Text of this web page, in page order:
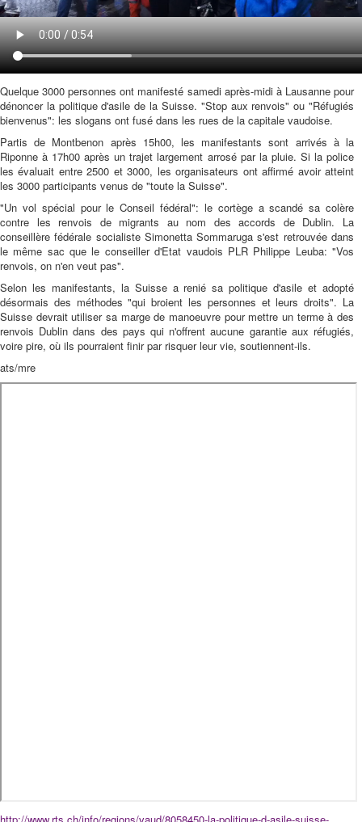
Quelque 3000 personnes ont manifesté samedi après-midi à Lausanne pour
dénoncer la politique d'asile de la Suisse. "Stop aux renvois" ou "Réfugiés
bienvenus": les slogans ont fusé dans les rues de la capitale vaudoise.
Partis de Montbenon après 15h00, les manifestants sont arrivés à la
Riponne à 17h00 après un trajet largement arrosé par la pluie. Si la police
les évaluait entre 2500 et 3000, les organisateurs ont affirmé avoir atteint
les 3000 participants venus de "toute la Suisse".
"Un vol spécial pour le Conseil fédéral": le cortège a scandé sa colère
contre les renvois de migrants au nom des accords de Dublin. La
conseillère fédérale socialiste Simonetta Sommaruga s'est retrouvée dans
le même sac que le conseiller d'Etat vaudois PLR Philippe Leuba: "Vos
renvois, on n'en veut pas".
Selon les manifestants, la Suisse a renié sa politique d'asile et adopté
désormais des méthodes "qui broient les personnes et leurs droits". La
Suisse devrait utiliser sa marge de manoeuvre pour mettre un terme à des
renvois Dublin dans des pays qui n'offrent aucune garantie aux réfugiés,
voire pire, où ils pourraient finir par risquer leur vie, soutiennent-ils.
ats/mre